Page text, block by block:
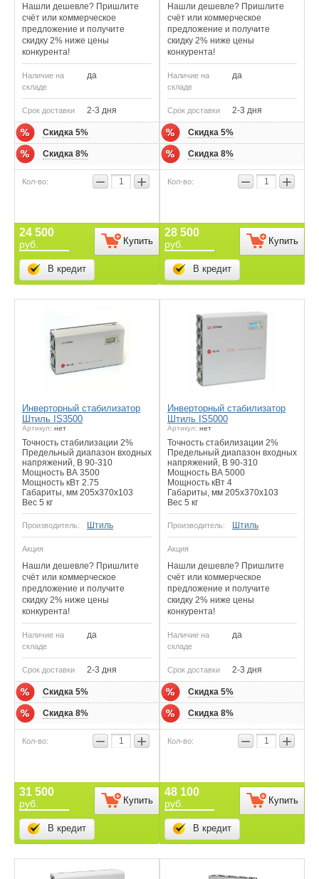
Нашли дешевле? Пришлите
счёт или коммерческое
предложение и получите
скидку 2% ниже цены
конкурента!
Наличие на
складе
да
Срок доставки 2-3 дня
Скидка 5%
Скидка 8%
− +
24 500
руб. Купить
В кредит
Нашли дешевле? Пришлите
счёт или коммерческое
предложение и получите
скидку 2% ниже цены
конкурента!
Наличие на
складе
да
Срок доставки 2-3 дня
Скидка 5%
Скидка 8%
− +
28 500
руб. Купить
В кредит
Инверторный стабилизатор
Штиль IS3500
Артикул: нет
Точность стабилизации 2%
Предельный диапазон входных
напряжений, В 90-310
Мощность ВА 3500
Мощность кВт 2.75
Габариты, мм 205х370х103
Вес 5 кг
Производитель: Штиль
Акция
Нашли дешевле? Пришлите
счёт или коммерческое
предложение и получите
скидку 2% ниже цены
конкурента!
Наличие на
складе
да
Срок доставки 2-3 дня
Скидка 5%
Скидка 8%
− +
31 500
руб. Купить
В кредит
Инверторный стабилизатор
Штиль IS5000
Артикул: нет
Точность стабилизации 2%
Предельный диапазон входных
напряжений, В 90-310
Мощность ВА 5000
Мощность кВт 4
Габариты, мм 205х370х103
Вес 5 кг
Производитель: Штиль
Акция
Нашли дешевле? Пришлите
счёт или коммерческое
предложение и получите
скидку 2% ниже цены
конкурента!
Наличие на
складе
да
Срок доставки 2-3 дня
Скидка 5%
Скидка 8%
− +
48 100
руб. Купить
В кредит